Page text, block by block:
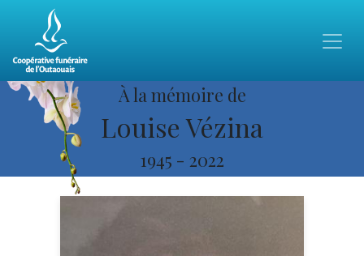
À la mémoire de
Louise Vézina
1945 - 2022